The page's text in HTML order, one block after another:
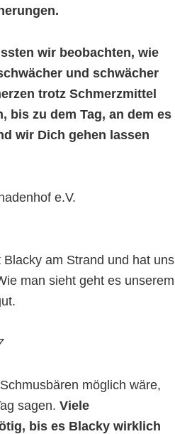
wir beobachten, wie
und schwächer
trotz Schmerzmittel
bis zu dem Tag, an dem es
wir Dich gehen lassen
e.V.
am Strand und hat uns
man sieht geht es unserem
möglich wäre,
sagen. Viele
bis es Blacky wirklich